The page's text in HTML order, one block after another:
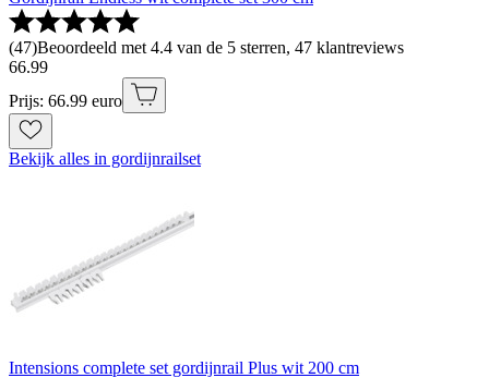
(47)Beoordeeld met 4.4 van de 5 sterren, 47 klantreviews
66.99
Prijs: 66.99 euro
Bekijk alles in gordijnrailset
Intensions complete set gordijnrail Plus wit 200 cm